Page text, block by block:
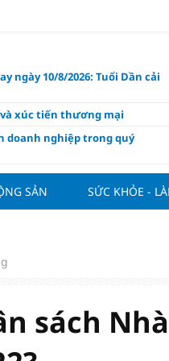
ngày 10/8/2026: Tuổi Dần cải
xúc tiến thương mại
doanh nghiệp trong quý
Kinh doanh bất động sản
từ Bayern Munich
sơ khảo Miss Galaxy Việt
số
tại tại số 8 - 10 Chu Văn An
SẢN SỨC KHỎE -
sách Nhà